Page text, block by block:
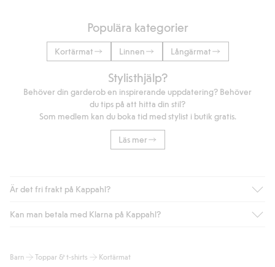
Populära kategorier
Kortärmat Linnen Långärmat
Stylisthjälp?
Behöver din garderob en inspirerande uppdatering? Behöver
du tips på att hitta din stil?
Som medlem kan du boka tid med stylist i butik gratis.
Läs mer
Är det fri frakt på Kappahl?
Är du medlem i Kappahl Club har du alltid gratis frakt till butik
automatik efter du loggat in och identifierats som medlem.
Kan man betala med Klarna på Kappahl?
bland annat faktura och swish men även andra betalningssätt.
Barn Toppar & t-shirts Kortärmat